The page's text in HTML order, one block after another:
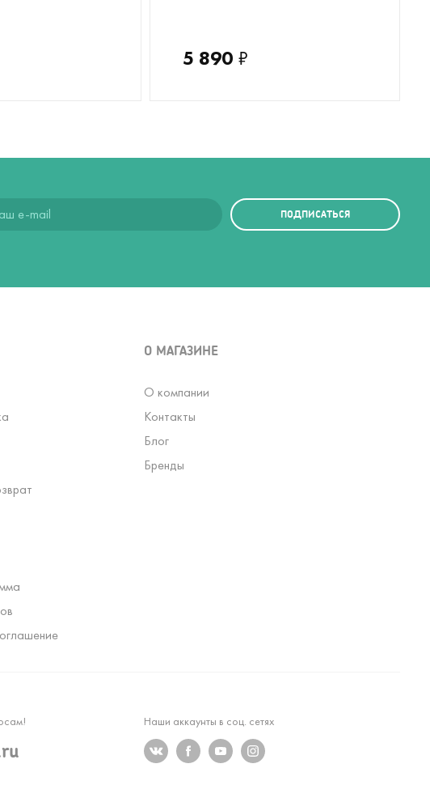
5 890 ₽
ПОДПИСАТЬСЯ
О МАГАЗИНЕ
О компании
Контакты
Блог
Бренды
Наши аккаунты в соц. сетях